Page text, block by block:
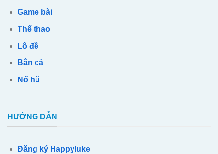
Game bài
Thể thao
Lô đề
Bắn cá
Nổ hũ
HƯỚNG DẪN
Đăng ký Happyluke